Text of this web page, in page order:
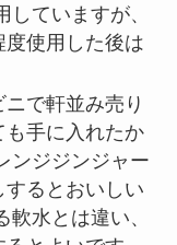
ていますが、
使用した後は
で軒並み売り
手に入れたか
ンジジンジャー
るとおいしい
水とは違い、